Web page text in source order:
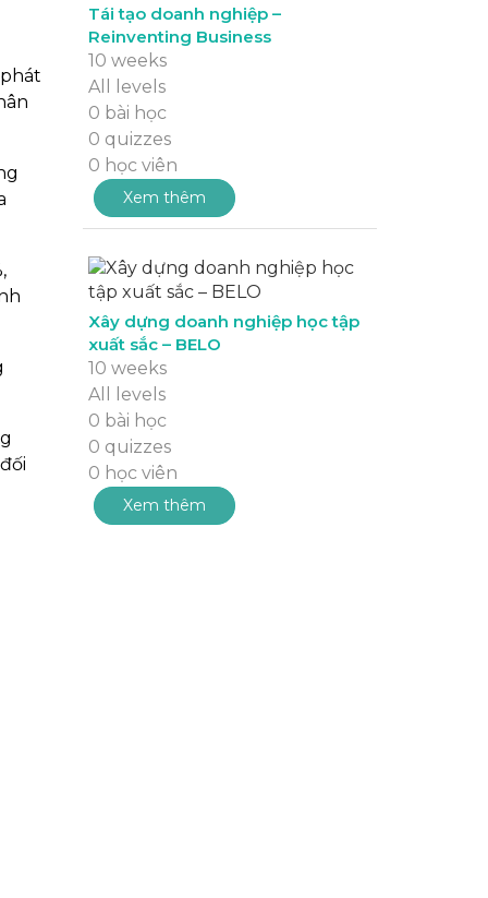
Tái tạo doanh nghiệp –
Reinventing Business
10 weeks
All levels
0 bài học
0 quizzes
0 học viên
Xem thêm
Xây dựng doanh nghiệp học tập
xuất sắc – BELO
10 weeks
All levels
0 bài học
0 quizzes
0 học viên
Xem thêm